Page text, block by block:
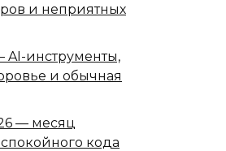
и неприятных
AI-инструменты,
и обычная
— месяц
кода